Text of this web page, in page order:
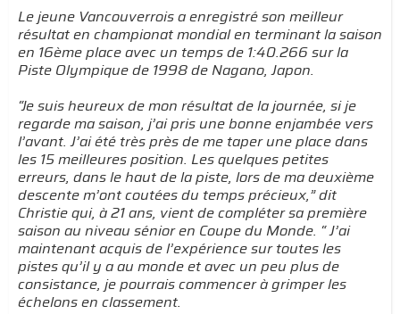
Le jeune Vancouverrois a enregistré son meilleur
résultat en championat mondial en terminant la saison
en 16ème place avec un temps de 1:40.266 sur la
Piste Olympique de 1998 de Nagano, Japon.
“Je suis heureux de mon résultat de la journée, si je
regarde ma saison, j’ai pris une bonne enjambée vers
l’avant. J’ai été très près de me taper une place dans
les 15 meilleures position. Les quelques petites
erreurs, dans le haut de la piste, lors de ma deuxième
descente m’ont coutées du temps précieux,” dit
Christie qui, à 21 ans, vient de compléter sa première
saison au niveau sénior en Coupe du Monde. “ J’ai
maintenant acquis de l’expérience sur toutes les
pistes qu’il y a au monde et avec un peu plus de
consistance, je pourrais commencer à grimper les
échelons en classement.